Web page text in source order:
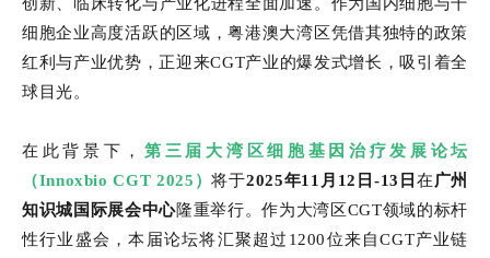
细胞企业高度活跃的区域，粤港澳大湾区凭借其独特的政策
红利与产业优势，正迎来CGT产业的爆发式增长，吸引着全
球目光。
在此背景下，第三届大湾区细胞基因治疗发展论坛
（Innoxbio CGT 2025）将于2025年11月12日-13日 在广州
知识城国际展会中心隆重举行。作为大湾区CGT领域的标杆
性行业盛会，本届论坛将汇聚超过1200位来自CGT产业链